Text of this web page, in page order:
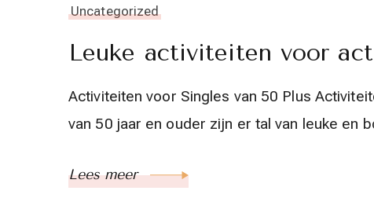
Uncategorized
Leuke activiteiten voor
Activiteiten voor Singles van 50 Plus
van 50 jaar en ouder zijn er tal van leuke en
Lees meer